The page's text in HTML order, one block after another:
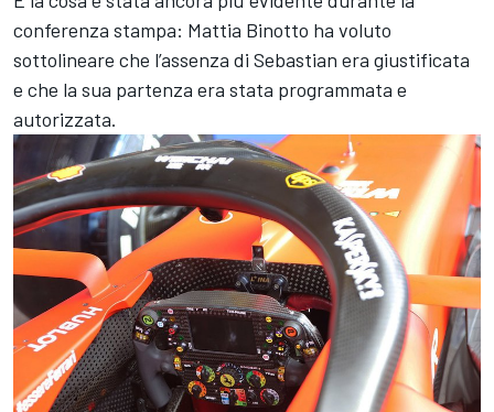
conferenza stampa: Mattia Binotto ha voluto
sottolineare che l’assenza di Sebastian era giustificata
e che la sua partenza era stata programmata e
autorizzata.